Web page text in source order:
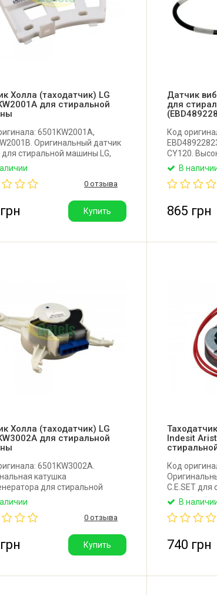
Холла (таходатчик) LG
для стиральной
6501KW2001A,
Оригинальный датчик
стиральной машины LG,
с прямым приводом.
0 отзыва
Купить
Датчик
для
Код
CY120.
стиральной
В
865 грн
Холла (таходатчик) LG
для стиральной
6501KW3002A.
катушка
для стиральной
LG.
0 отзыва
Купить
Indesit
Код
C.E.SET
Indesit,
Внешний
диаметр: 25
В
740 грн